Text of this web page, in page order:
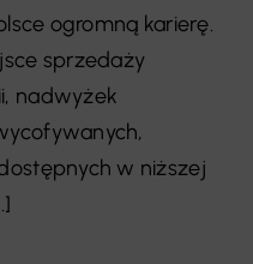
ogromną karierę.
sprzedaży
nadwyżek
w niższej